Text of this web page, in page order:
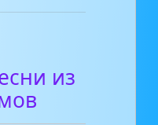
из